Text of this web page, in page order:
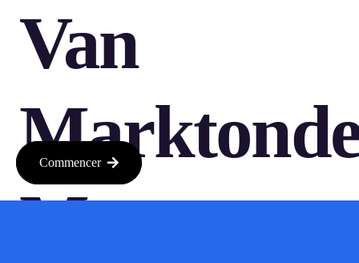
Van
Met
Commencer